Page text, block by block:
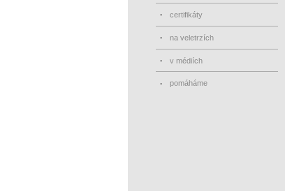
na veletrzích
v médiích
pomáháme